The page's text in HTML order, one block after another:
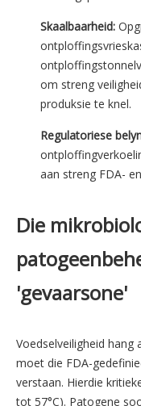
Skaalbaarheid:
om streng
produksie te knel.
Regulatoriese
aan streng FDA-
Die
'gevaarsone'
Voedselveiligheid hang
moet die FDA-
verstaan. Hierdie
tot 57°C). Patogene